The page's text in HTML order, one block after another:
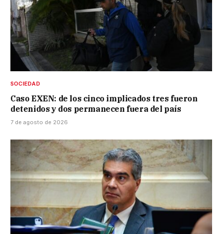
SOCIEDAD
Caso EXEN: de los cinco implicados tres fueron
detenidos y dos permanecen fuera del país
7 de agosto de 2026